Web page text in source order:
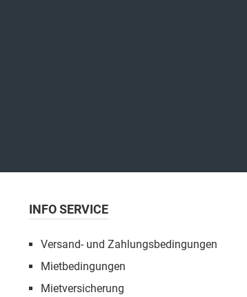
INFO SERVICE
Versand- und Zahlungsbedingungen
Mietbedingungen
Mietversicherung